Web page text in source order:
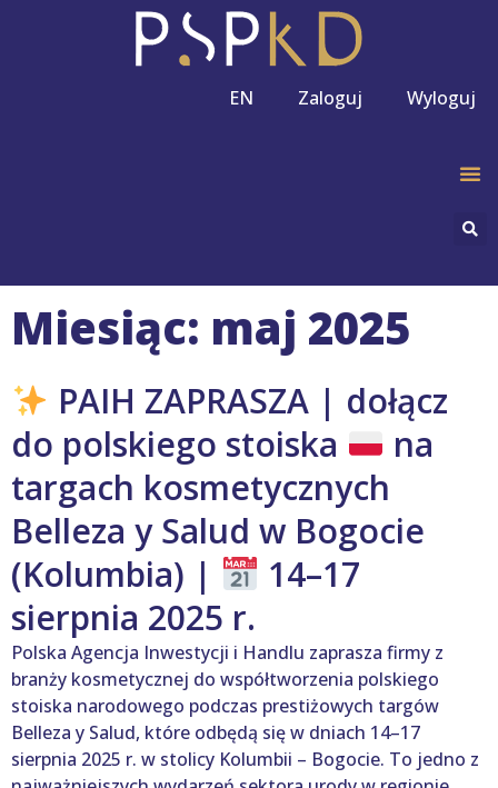
EN Zaloguj Wyloguj
Miesiąc: maj 2025
PAIH ZAPRASZA | dołącz
do polskiego stoiska
na
targach kosmetycznych
Belleza y Salud w Bogocie
(Kolumbia) |
14–17
sierpnia 2025 r.
Polska Agencja Inwestycji i Handlu zaprasza firmy z
branży kosmetycznej do współtworzenia polskiego
stoiska narodowego podczas prestiżowych targów
Belleza y Salud, które odbędą się w dniach 14–17
sierpnia 2025 r. w stolicy Kolumbii – Bogocie. To jedno z